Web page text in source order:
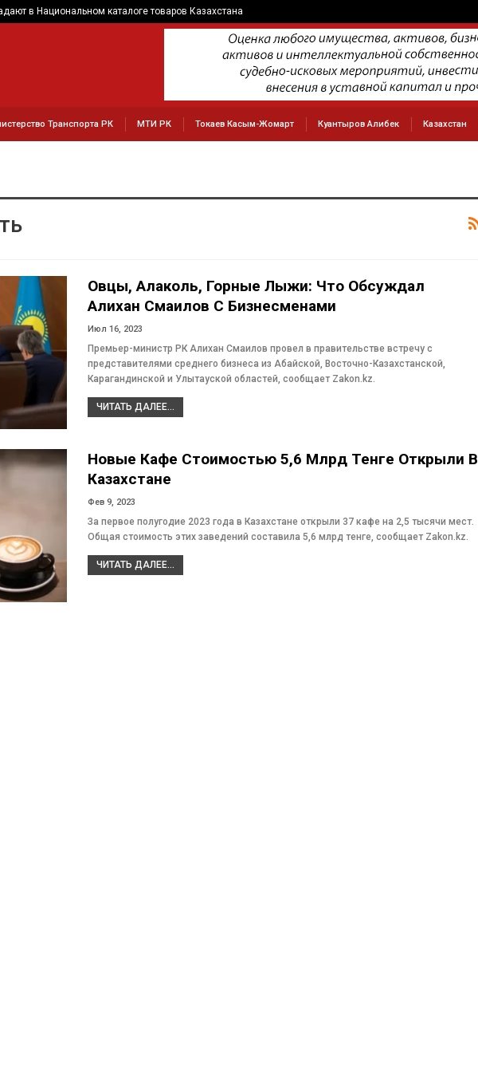
в Национальном каталоге товаров Казахстана
Транспорта РК МТИ РК Токаев Касым-Жомарт Куантыров Алибек Казахстан
Овцы, Алаколь, Горные Лыжи: Что Обсуждал
Алихан Смаилов С Бизнесменами
Июл 16, 2023
Премьер-министр РК Алихан Смаилов провел в правительстве встречу с
представителями среднего бизнеса из Абайской, Восточно-Казахстанской,
Карагандинской и Улытауской областей, сообщает Zakon.kz.
ЧИТАТЬ ДАЛЕЕ...
Новые Кафе Стоимостью 5,6 Млрд Тенге Открыли В
Казахстане
Фев 9, 2023
За первое полугодие 2023 года в Казахстане открыли 37 кафе на 2,5 тысячи мест.
Общая стоимость этих заведений составила 5,6 млрд тенге, сообщает Zakon.kz.
ЧИТАТЬ ДАЛЕЕ...